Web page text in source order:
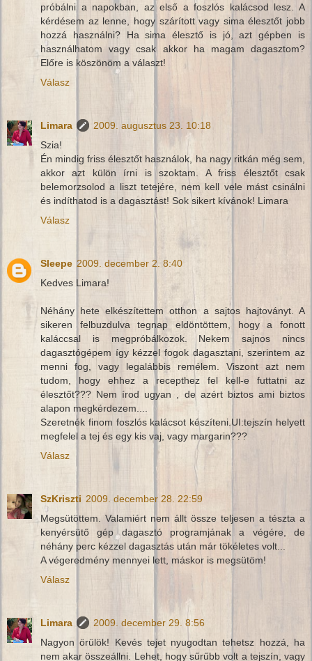
próbálni a napokban, az első a foszlós kalácsod lesz. A
kérdésem az lenne, hogy szárított vagy sima élesztőt jobb
hozzá használni? Ha sima élesztő is jó, azt gépben is
használhatom vagy csak akkor ha magam dagasztom?
Előre is köszönöm a választ!
Válasz
Limara
2009. augusztus 23. 10:18
Szia!
Én mindig friss élesztőt használok, ha nagy ritkán még sem,
akkor azt külön írni is szoktam. A friss élesztőt csak
belemorzsolod a liszt tetejére, nem kell vele mást csinálni
és indíthatod is a dagasztást! Sok sikert kívánok! Limara
Válasz
Sleepe 2009. december 2. 8:40
Kedves Limara!
Néhány hete elkészítettem otthon a sajtos hajtoványt. A
sikeren felbuzdulva tegnap eldöntöttem, hogy a fonott
kaláccsal is megpróbálkozok. Nekem sajnos nincs
dagasztógépem így kézzel fogok dagasztani, szerintem az
menni fog, vagy legalábbis remélem. Viszont azt nem
tudom, hogy ehhez a recepthez fel kell-e futtatni az
élesztőt??? Nem írod ugyan , de azért biztos ami biztos
alapon megkérdezem....
Szeretnék finom foszlós kalácsot készíteni.UI:tejszín helyett
megfelel a tej és egy kis vaj, vagy margarin???
Válasz
SzKriszti 2009. december 28. 22:59
Megsütöttem. Valamiért nem állt össze teljesen a tészta a
kenyérsütő gép dagasztó programjának a végére, de
néhány perc kézzel dagasztás után már tökéletes volt...
A végeredmény mennyei lett, máskor is megsütöm!
Válasz
Limara
2009. december 29. 8:56
Nagyon örülök! Kevés tejet nyugodtan tehetsz hozzá, ha
nem akar összeállni. Lehet, hogy sűrűbb volt a tejszín, vagy